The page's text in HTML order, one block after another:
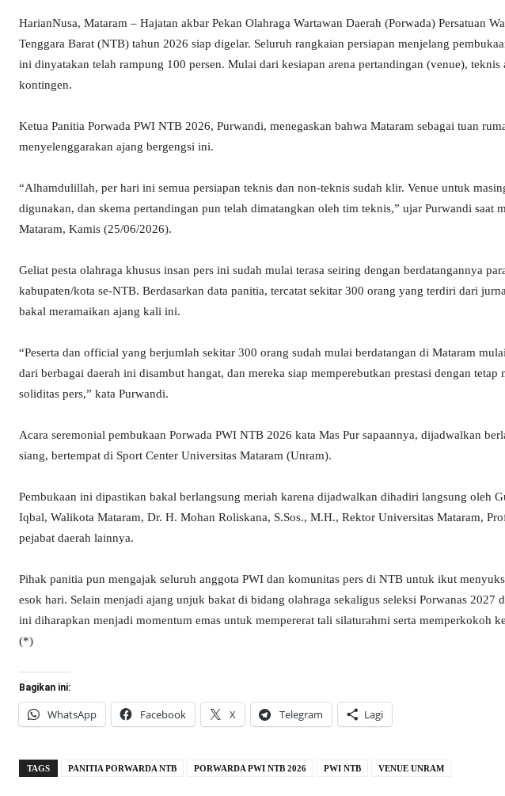
HarianNusa, Mataram – Hajatan akbar Pekan Olahraga Wartawan Daerah (Porwada) Persatuan
Tenggara Barat (NTB) tahun 2026 siap digelar. Seluruh rangkaian persiapan menjelang
ini dinyatakan telah rampung 100 persen. Mulai dari kesiapan arena pertandingan (venue), teknis
kontingen.
Ketua Panitia Porwada PWI NTB 2026, Purwandi, menegaskan bahwa Mataram sebagai tuan
menyelenggarakan ajang bergengsi ini.
“Alhamdulillah, per hari ini semua persiapan teknis dan non-teknis sudah klir. Venue untuk
digunakan, dan skema pertandingan pun telah dimatangkan oleh tim teknis,” ujar Purwandi saat
Mataram, Kamis (25/06/2026).
Geliat pesta olahraga khusus insan pers ini sudah mulai terasa seiring dengan berdatangannya
kabupaten/kota se-NTB. Berdasarkan data panitia, tercatat sekitar 300 orang yang terdiri dari
bakal meramaikan ajang kali ini.
“Peserta dan official yang berjumlah sekitar 300 orang sudah mulai berdatangan di Mataram
dari berbagai daerah ini disambut hangat, dan mereka siap memperebutkan prestasi dengan
soliditas pers,” kata Purwandi.
Acara seremonial pembukaan Porwada PWI NTB 2026 kata Mas Pur sapaannya, dijadwalkan
siang, bertempat di Sport Center Universitas Mataram (Unram).
Pembukaan ini dipastikan bakal berlangsung meriah karena dijadwalkan dihadiri langsung oleh
Iqbal, Walikota Mataram, Dr. H. Mohan Roliskana, S.Sos., M.H., Rektor Universitas Mataram,
pejabat daerah lainnya.
Pihak panitia pun mengajak seluruh anggota PWI dan komunitas pers di NTB untuk ikut
esok hari. Selain menjadi ajang unjuk bakat di bidang olahraga sekaligus seleksi Porwanas 2027
ini diharapkan menjadi momentum emas untuk mempererat tali silaturahmi serta memperkokoh
(*)
Bagikan ini:
WhatsApp Facebook X Telegram Lagi
TAGS PANITIA PORWARDA NTB PORWARDA PWI NTB 2026 PWI NTB VENUE UNRAM